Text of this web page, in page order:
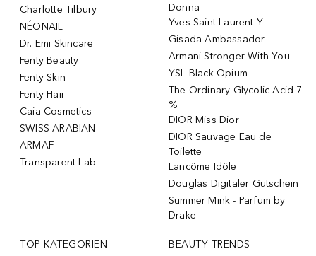
Charlotte Tilbury
NÉONAIL
Dr. Emi Skincare
Fenty Beauty
Fenty Skin
Fenty Hair
Caia Cosmetics
SWISS ARABIAN
ARMAF
Transparent Lab
Donna
Yves Saint Laurent Y
Gisada Ambassador
Armani Stronger With You
YSL Black Opium
The Ordinary Glycolic Acid 7
%
DIOR Miss Dior
DIOR Sauvage Eau de
Toilette
Lancôme Idôle
Douglas Digitaler Gutschein
Summer Mink - Parfum by
Drake
TOP KATEGORIEN BEAUTY TRENDS